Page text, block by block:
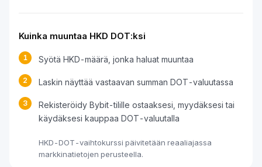
Kuinka muuntaa HKD DOT:ksi
1 Syötä HKD-määrä, jonka haluat muuntaa
2 Laskin näyttää vastaavan summan DOT-valuutassa
3
Rekisteröidy Bybit-tilille ostaaksesi, myydäksesi tai
käydäksesi kauppaa DOT-valuutalla
HKD-DOT-vaihtokurssi päivitetään reaaliajassa
markkinatietojen perusteella.